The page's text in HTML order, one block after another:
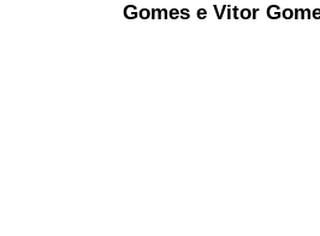
Gomes e Vitor